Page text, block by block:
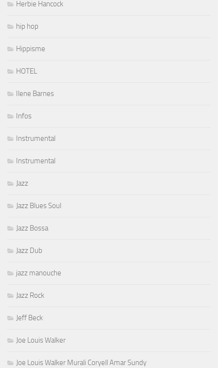
Herbie Hancock
hip hop
Hippisme
HOTEL
Ilene Barnes
Infos
Instrumental
Instrumental
Jazz
Jazz Blues Soul
Jazz Bossa
Jazz Dub
jazz manouche
Jazz Rock
Jeff Beck
Joe Louis Walker
Joe Louis Walker Murali Coryell Amar Sundy